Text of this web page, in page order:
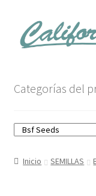
al
contenido
Carrito
Mi cuenta
Categorías del
Inicio SEMILLAS